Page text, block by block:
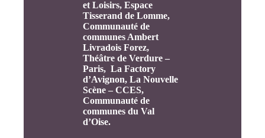
et Loisirs, Espace
Tisserand de Lomme,
Communauté de
communes Ambert
Livradois Forez,
Théâtre de Verdure –
Paris, La Factory
d’Avignon, La Nouvelle
Scène – CCES,
Communauté de
communes du Val
d’Oise.